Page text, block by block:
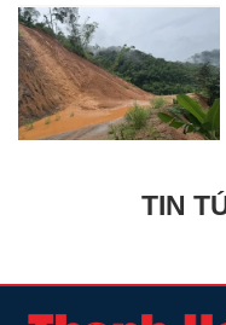
TIN